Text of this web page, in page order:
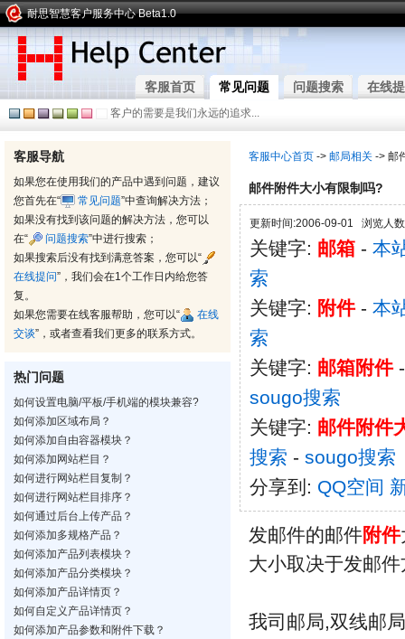
耐思智慧客户服务中心 Beta1.0
客服首页 常见问题 问题搜索 在线
客户的需要是我们永远的追求...
客服导航
如果您在使用我们的产品中遇到问题，建议
您首先在“
常见问题”中查询解决方法；
如果没有找到该问题的解决方法，您可以
在“
问题搜索”中进行搜索；
如果搜索后没有找到满意答案，您可以“
在线提问”，我们会在1个工作日内给您答
复。
如果您需要在线客服帮助，您可以“
在线
交谈”，或者查看我们更多的联系方式。
热门问题
如何设置电脑/平板/手机端的模块兼容?
如何添加区域布局？
如何添加自由容器模块？
如何添加网站栏目？
如何进行网站栏目复制？
如何进行网站栏目排序？
如何通过后台上传产品？
如何添加多规格产品？
如何添加产品列表模块？
如何添加产品分类模块？
如何添加产品详情页？
如何自定义产品详情页？
如何添加产品参数和附件下载？
客服中心首页 -> 邮局相关 -> 邮
邮件附件大小有限制吗?
更新时间:2006-09-01 浏览人
关键字: 邮箱 - 本
索
关键字: 附件- 本
索
关键字: 邮箱附件
sougo搜索
关键字: 邮件附件
搜索 - sougo搜索
分享到: QQ空间
发邮件的邮件附件
大小取决于发邮件
我司邮局,双线邮